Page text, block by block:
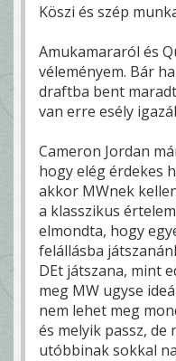
Köszi és szép
Amukamararól és
véleményem. Bár
draftba bent
van erre esély
Cameron Jordan
hogy elég érdekes
akkor MWnek
a klasszikus
elmondta, hogy
felállásba
DEt játszana, mint
meg MW ugyse
nem lehet meg
és melyik passz, de
utóbbinak sokkal